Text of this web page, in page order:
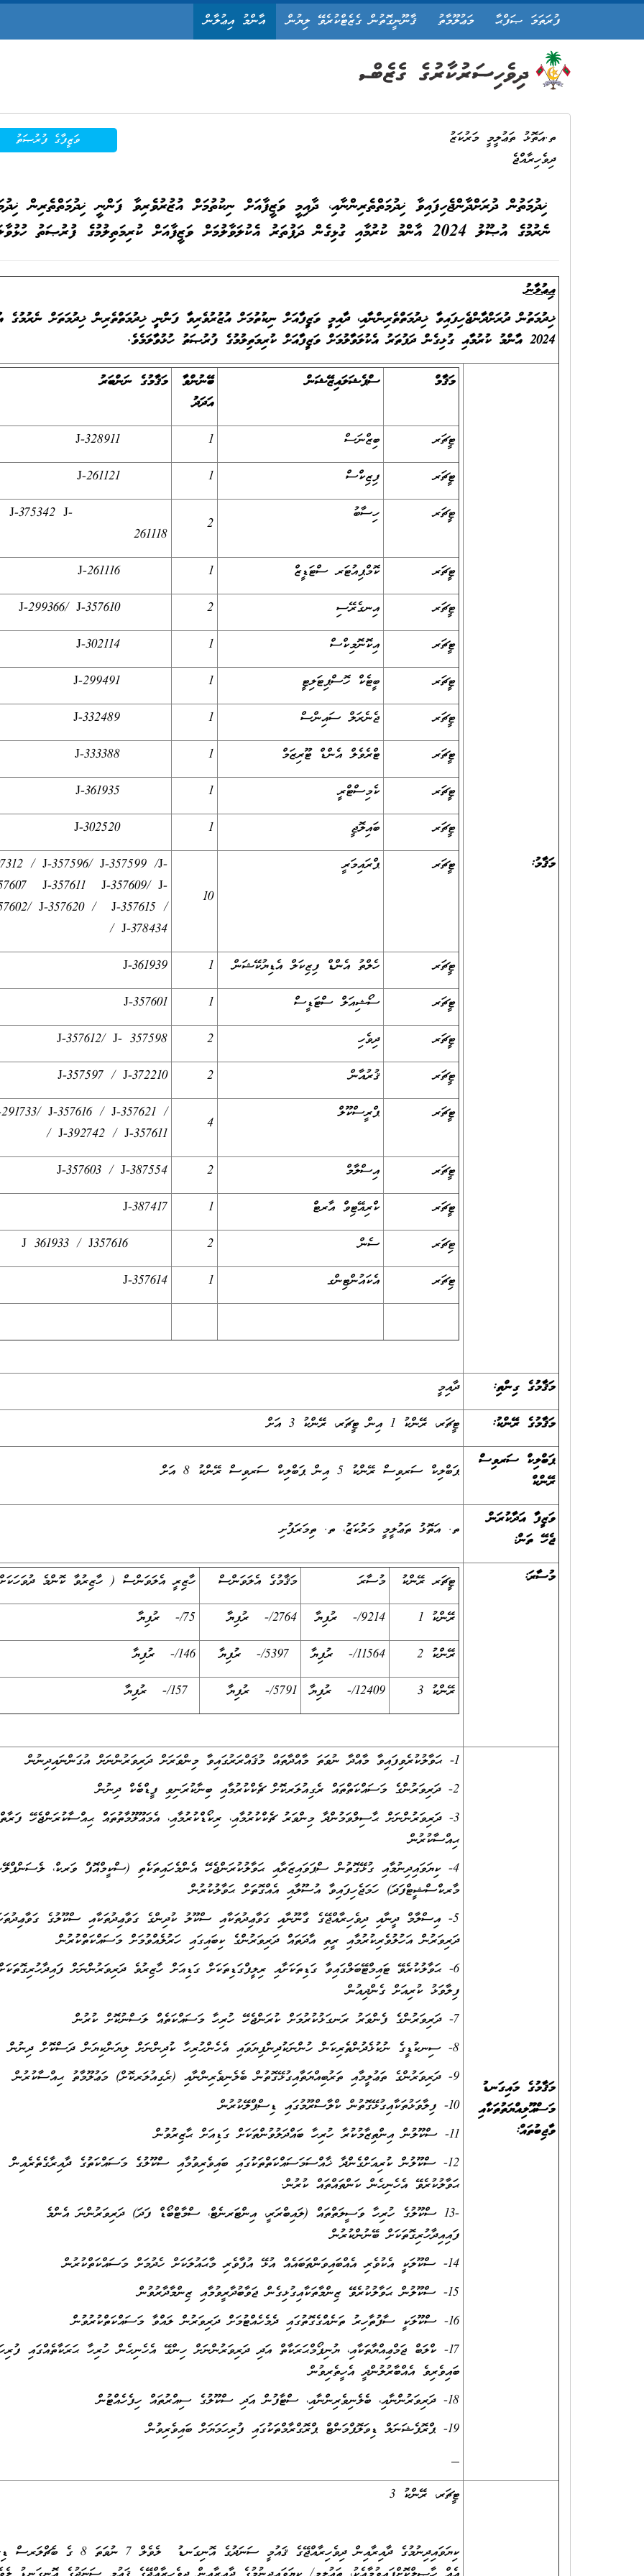
ފުރަތަމަ ޞަފްޙާ މަޢުލޫމާތު ޤާނޫނީގޮތުން ގެޒެޓްކުރެވޭ ލިޔުން އާންމު އިޢުލާން
ވަޒީފާގެ ފުރުޞަތު
ތ.އަތޮޅު ތަޢުލީމީ މަރުކަޒު
ދިވެހިރާއްޖެ
ޚިދުމަތުން ދުރަށްދާންޖެހިފައިވާ ޚިދުމަތްތެރިންނާއި، ދާއިމީ ވަޒީފާއަށް ނިކުތުމަށް އުޒުރުވެރިވާ ފަންނީ ޚިދުމަތްތެރިން
ނެރުމުގެ އުޞޫލު 2024 އާންމު ކުރުމާއި ގުޅިގެން ދަފުތަރު އެކުލަވާލުމަށް ވަޒީފާއަށް ކުރިމަތިލުމުގެ ފުރުޞަތު ހުޅުވާލަމެވެ.
އިޢުލާނު
ޚިދުމަތުން ދުރަށްދާންޖެހިފައިވާ ޚިދުމަތްތެރިންނާއި، ދާއިމީ ވަޒީފާއަށް ނިކުތުމަށް އުޒުރުވެރިވާ ފަންނީ ޚިދުމަތްތެރިން ޚިދުމަތަށް ނެރުމުގެ
2024 އާންމު ކުރުމާއި ގުޅިގެން ދަފުތަރު އެކުލަވާލުމަށް ވަޒީފާއަށް ކުރިމަތިލުމުގެ ފުރުޞަތު ހުޅުވާލަމެވެ
.
މަޤާމު:
މަޤާމް ސްޕެޝަލައިޒޭޝަން
ބޭނުންވާ
އަދަދު
މަޤާމުގެ ނަންބަރު
ޓީޗަރ ބިޒްނަސް 1
ޓީޗަރ
ފިޒިކްސް 1
ޓީޗަރ
ހިސާބު
2
J-375342 J-
261118
ޓީޗަރ
ކޮމްޕިއުޓަރ ސްޓަޑީޒް 1
J-261116
ޓީޗަރ
އިނގެރޭސި 2
J-299366/ J-357610
ޓީޗަރ
އިކޮނޮމިކްސް 1
ޓީޗަރ
ބީޓެކް ހޮސްޕިޓަލިޓީ 1
ޓީޗަރ
ޖެނެރަލް ސައިންސް 1
ޓީޗަރ
ޓްރެވެލް އެންޑް ޓޫރިޒަމް 1
ޓީޗަރ
ކެމިސްޓްރީ 1
ޓީޗަރ
ބައިލޮޖީ 1
J-302520
ޓީޗަރ
ޕްރައިމަރީ
10
/ J-357596/ J-357599 /J-
J-357611 J-357609/ J-
J-357620 / J-357615 /
J-378434 /
ޓީޗަރ
ހެލްތު އެންޑް ފިޒިކަލް އެޑިޔުކޭޝަން 1
J-361939
ޓީޗަރ
ސޯޝިއަލް ސްޓަޑީސް 1
J-357601
ޓީޗަރ
ދިވެހި 2
J-357612/ J- 357598
ޓީޗަރ
ޤުރުއާން 2
J-357597 / J-372210
ޓީޗަރ
ޕްރީސްކޫލް
4
J-357616 / J-357621 /
J-392742 / J-357611 /
ޓީޗަރ
އިސްލާމް 2
J-357603 / J-387554
ޓީޗަރ
ކްރިއޭޓިވް އާރޓް 1
J-387417
ޓިޗަރ
ސެން 2
J 361933 / J357616
ޓިޗަރ
އެކައުންޓިންގ 1
J-357614
މަޤާމުގެ ގިންތި:
ދާއިމީ
މަޤާމުގެ ރޭންކު:
ޓީޗަރ، ރޭންކު 1 އިން ޓީޗަރ، ރޭންކު 3 އަށް
ޕަބްލިކް ސަރވިސް
ރޭންކް
ޕަބްލިކް ސަރވިސް ރޭންކު 5 އިން ޕަބްލިކް ސަރވިސް ރޭންކު 8 އަށް
ވަޒީފާ އަދާކުރަން
ޖެހޭ ތަން:
ތ. އަތޮޅު ތަޢުލީމީ މަރުކަޒު، ތ. ތިމަރަފުށި
މުސާރަ: ޓީޗަރ ރޭންކު މުސާރަ މަޤާމުގެ އެލަވަންސް
ހާޒިރީ އެލަވަންސް ( ހާޒިރުވާ ކޮންމެ
ރޭންކު 1
9214/- ރުފިޔާ 2764/- ރުފިޔާ
75/- ރުފިޔާ
ރޭންކު 2
11564/- ރުފިޔާ
146/- ރުފިޔާ
ރޭންކު 3
12409/- ރުފިޔާ 5791/- ރުފިޔާ
މަޤާމުގެ މައިގަނޑު
މަސްއޫލިއްޔަތުތަކާއި
ވާޖިބުތައް:
1- ޙަވާލުކުރެވިފައިވާ މާއްދާ ނުވަތަ މާއްދާތައް މުޤައްރަރުގައިވާ މިންވަރަށް ދަރިވަރުންނަށް އުގަންނައިދިނުން
2- ދަރިވަރުންގެ މަސައްކަތްތައް ރެގިއުލަރކޮށް ޗެކްކުރުމާއި ބިނާކުރަނިވި ފީޑްބެކް ދިނުން
3- ދަރިވަރުންނަށް ޙާސިލްވަމުންދާ މިންވަރު ޗެކްކުރުމާއި، ރިކޯޑްކުރުމާއި، އެމައޫލޫމާތުތައް ޙިއްސާކުރަންޖެހޭ
ޙިއްސާކުރުން
4- ކިޔަވައިދިނުމާއި ގުޅޭގޮތުން ސްޕަވައިޒަރާއި ޙަވާލުކުރަންޖެހޭ އެންމެހައިތަކެތި (ސްކީމްއޮފް ވަރކް،
މާރކްސްޝީޓްފަދަ) ހަމަޖެހިފައިވާ އުސޫލާއި އެއްގޮތަށް ޙަވާލުކުރުން
5- އިސްލާމް ދީނާއި ދިވެހިރާއްޖޭގެ ގާނޫނާއި ގަވާޢިދުތަކާއި ސްކޫލު ކުދިންގެ ގަވާޢިދުތަކާއި ސްކޫލުގެ
ދަރިވަރުން އަހުލުވެރިކުރުމާއި ރީތި އާދަތައް ދަރިވަރުންގެ ކިބައިގައި ހަރުލެއްވުމަށް މަސައްކަތްކުރުން
6- ޙަވާލުކުރެވޭ ޓައިމްޓޭބަލްގައިވާ ގަޑިތަކަށާއި ރިލީފްގަޑިތަކަށް ގަޑިއަށް ހާޒިރުވެ ދަރިވަރުންނަށް
ފިލާވަޅު ކުރިއަށް ގެންދިއުން
7- ދަރިވަރުންގެ ފެންވަރު ރަނގަޅުކުރުމަށް ކުރަންޖެހޭ ހުރިހާ މަސައްކަތެއް ލަސްނުކޮށް ކުރުން
8- ސިނކުޑީގެ ނުކުޅެދުންތެރިކަން ހުންނަކުދިންފިޔަވައި އެހެންހުރިހާ ކުދިންނަށް ލިޔަންކިޔަން ދަސްކޮށް ދިނުން
9- ދަރިވަރުންގެ ތަޢުލީމާއި ތަރުބިއްޔަތާއިގުޅޭގޮތުން ބެލެނިވެރިންނާއި (ރެގިއުލަރކޮށް) މަޢުލޫމާތު ޙިއްސާކުރުން
10- ފިލާވަޅުތަކާއިގުޅޭގޮތުން ކްލާސްރޫމުގައި ޑިސްޕްލޭކުރުން
11- ސްކޫލުން އިންތިޒާމުކުރާ ހުރިހާ ބައްދަލުވުންތަކަށް ގަޑިއަށް ޙާޒިރުވުން
12- ސްކޫލުން ކުރިއަށްގެންދާ ޚާއްސަމަސައްކަތްތަކުގައި ބައިވެރިވުމާއި ސްކޫލުގެ މަސައްކަތުގެ ދާއިރާގެތެރެއިން
ޙަވާލުކުރެވޭ އެހެނިހެން ކަންތައްތައް ކުރުން.
-13 ސްކޫލުގެ ހުރިހާ ވަސީލަތްތައް (ލައިބްރަރީ، އިންޓަރނެޓް، ސްމާޓްބޯޑް ފަދަ) ދަރިވަރުންނަ އެންމެ
ފައިއިދާހުރިގޮތަކަށް ބޭނުންކުރުން
14- ސްކޫލަކީ އެކުވެރި އެއްބައިވަންތަބައެއް އުޅޭ އުފާވެރި މާޙައުލަކަށް ހެދުމަށް މަސައްކަތްކުރުން
15- ސްކޫލުން ޙަވާލުކުރެވޭ ޒިންމާތަކާއިގުޅިގެން ޖަވާބުދާރީވުމާއި ޒިންމާދާރުވުން
16- ސްކޫލަކީ ސާފުތާހިރު ތަނެއްގެގޮތުގައި ދެމެހެއްޓުމަށް ދަރިވަރުން ލައްވާ މަސައްކަތްކުރުވުން
17- ކްލަބް ޖަމްޢިއްޔާތަކާއި، ޔުނިފޯމްޙަރަކާތް އަދި ދަރިވަރުންނަށް ހިންގޭ އެހެނިހެން ހުރިހާ ޙަރަކާތެއްގައި
ބައިވެރިވެ އެއްބާރުލުންދީ އެހީތެރިވުން
18- ދަރިވަރުންނާއި، ބެލެނިވެރިންނާއި، ސްޓާފުން އަދި ސްކޫލުގެ ސިއްރުތައް ހިފެހެއްޓުން
19- ޕްރޮފެޝަނަލް ޑިވަލޮޕްމަންޓް ޕްރޮގްރާމްތަކުގައި ފުރިހަމަޔަށް ބައިވެރިވުން
ޓީޗަރ، ރޭންކު 3
ކިޔަވައިދިނުމުގެ ދާއިރާއިން ދިވެހިރާއްޖޭގެ ޤައުމީ ސަނަދުގެ އޮނިގަނޑު ލެވެލް 7 ނުވަތަ